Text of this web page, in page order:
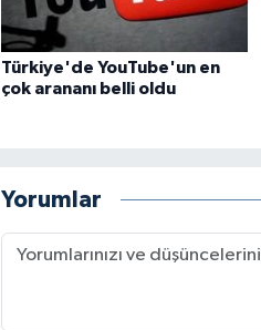
Türkiye'de YouTube'un en
çok arananı belli oldu
Yorumlar